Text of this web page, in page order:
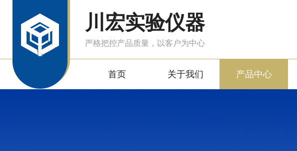
川宏实验仪器
严格把控产品质量，以客户为中心
首页 关于我们 产品中心